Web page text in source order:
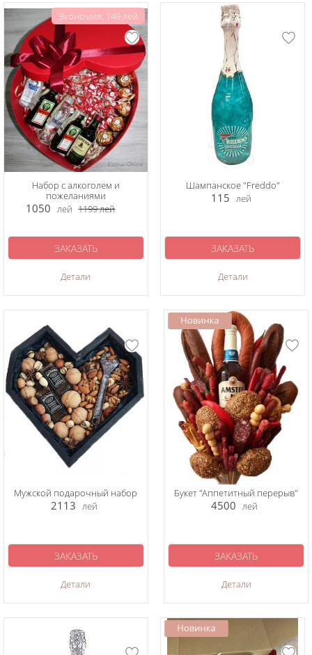
Экономия: 149 лей
Набор с алкоголем и
пожеланиями
1050 лей 1199лей
Детали
ЗАКАЗАТЬ
Шампанское "Freddo"
115 лей
Детали
ЗАКАЗАТЬ
Мужской подарочный набор
2113 лей
Детали
ЗАКАЗАТЬ
Букет "Аппетитный перерыв"
4500 лей
Детали
ЗАКАЗАТЬ